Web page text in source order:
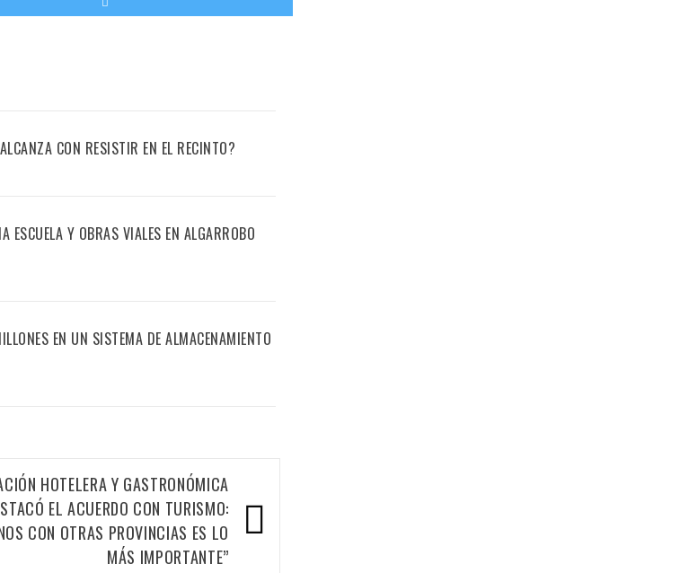
CON RESISTIR EN EL RECINTO?
ESCUELA Y OBRAS VIALES EN ALGARROBO
EN UN SISTEMA DE ALMACENAMIENTO
HOTELERA Y GASTRONÓMICA
EL ACUERDO CON TURISMO:
CON OTRAS PROVINCIAS ES LO
MÁS IMPORTANTE”